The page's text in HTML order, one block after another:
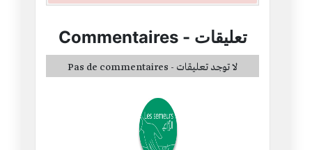
Commentaires- تعليقات
Pas de commentaires - لا توجد تعليقات